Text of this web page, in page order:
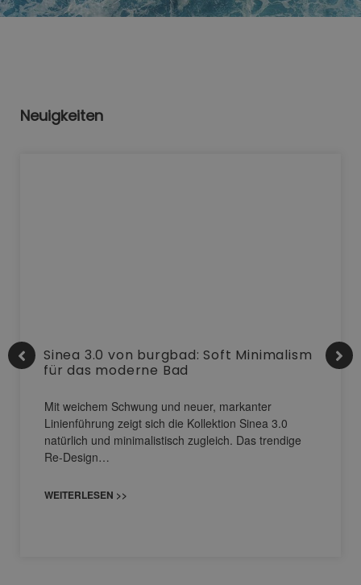
Neuigkeiten
Sinea 3.0 von burgbad: Soft Minimalism
für das moderne Bad
Mit weichem Schwung und neuer, markanter
Linienführung zeigt sich die Kollektion Sinea 3.0
natürlich und minimalistisch zugleich. Das trendige
Re-Design…
WEITERLESEN >>